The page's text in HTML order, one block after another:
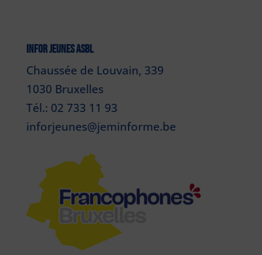
INFOR JEUNES ASBL
Chaussée de Louvain, 339
1030 Bruxelles
Tél.: 02 733 11 93
inforjeunes@jeminforme.be